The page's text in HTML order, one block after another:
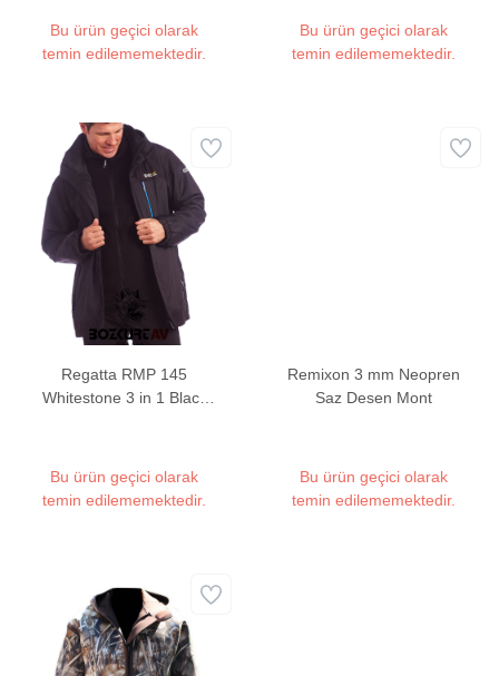
Bu ürün geçici olarak
temin edilememektedir.
Bu ürün geçici olarak
temin edilememektedir.
Regatta RMP 145
Whitestone 3 in 1 Black
Bu ürün geçici olarak
temin edilememektedir.
Remixon 3 mm Neopren
Saz Desen Mont
Bu ürün geçici olarak
temin edilememektedir.